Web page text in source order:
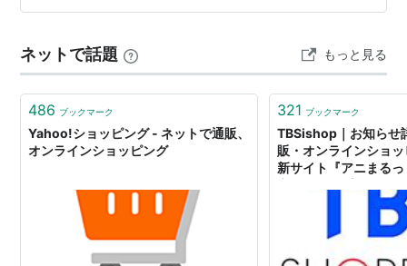
¥51…
ネットで話題 もっと見る
486 ブックマーク
Yahoo!ショッピング - ネットで通販、
オンラインショッピング
321 ブックマーク
TBSishop｜お知らせ
販・オンラインショ
新サイト『アニまる